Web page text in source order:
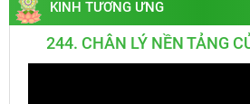
KINH TƯƠNG ƯNG
244. CHÂN LÝ NỀN TẢNG